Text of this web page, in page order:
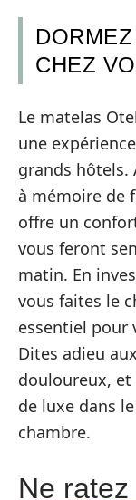
CHEZ
Le matelas
une
grands hôtels.
à mémoire de
offre un
vous feront
matin. En
vous faites le
essentiel pour
Dites adieu
douloureux, et
de luxe dans
chambre.
Ne